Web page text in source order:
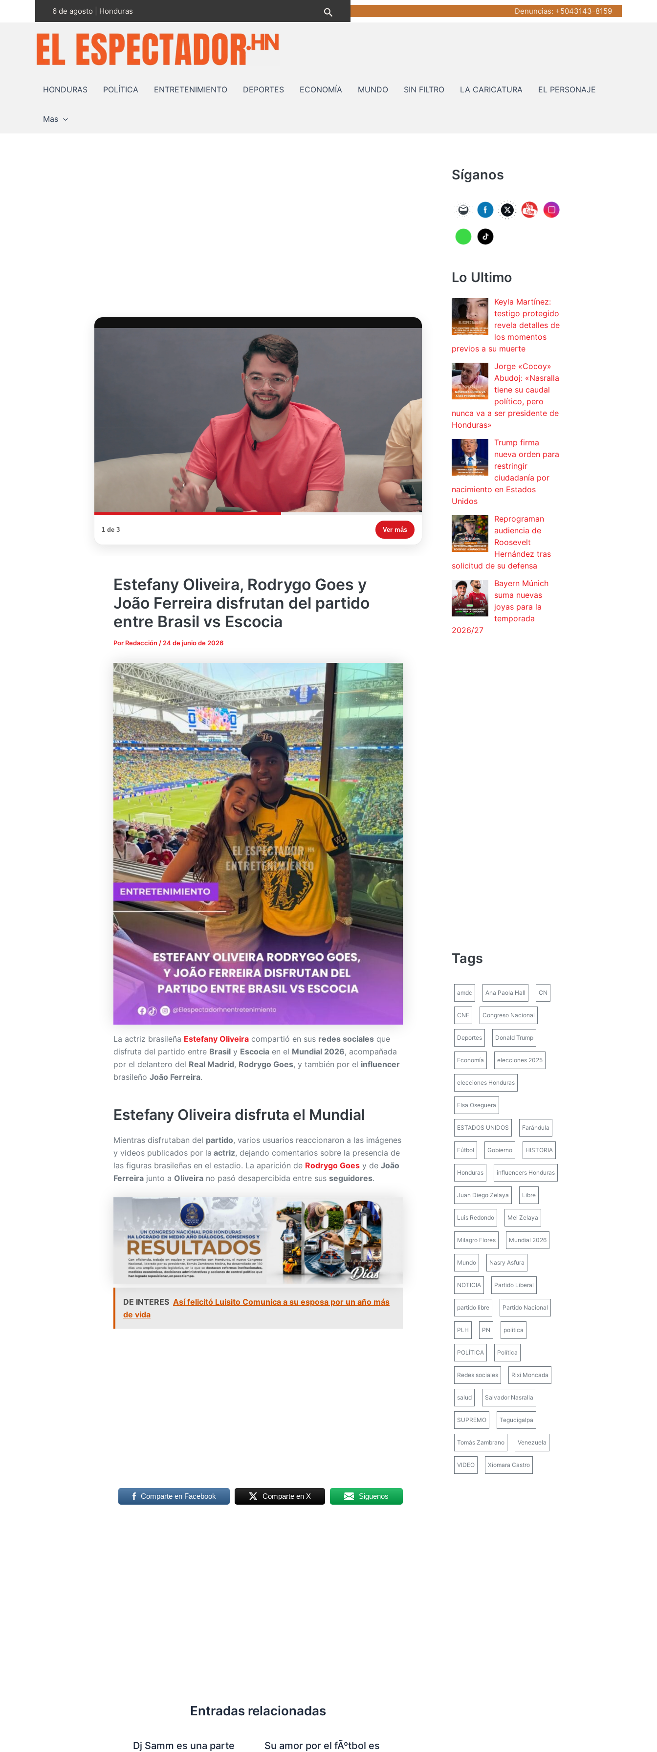
6 de agosto | Honduras Buscar Denuncias: +5043143-8159
HONDURAS POLÍTICA ENTRETENIMIENTO DEPORTES ECONOMÍA MUNDO SIN FILTRO LA CARICATURA EL PERSONAJE
Mas
1 de 3 Ver más
Estefany Oliveira, Rodrygo Goes y
João Ferreira disfrutan del partido
entre Brasil vs Escocia
Por Redacción / 24 de junio de 2026
La actriz brasileña Estefany Oliveira compartió en sus redes sociales que
disfruta del partido entre Brasil y Escocia en el Mundial 2026, acompañada
por el delantero del Real Madrid, Rodrygo Goes, y también por el influencer
brasileño João Ferreira.
Estefany Oliveira disfruta el Mundial
Mientras disfrutaban del partido, varios usuarios reaccionaron a las imágenes
y videos publicados por la actriz, dejando comentarios sobre la presencia de
las figuras brasileñas en el estadio. La aparición de Rodrygo Goes y de João
Ferreira junto a Oliveira no pasó desapercibida entre sus seguidores.
DE INTERES Así felicitó Luisito Comunica a su esposa por un año más
de vida
Comparte en Facebook Comparte en X Siguenos
Entradas relacionadas
Dj Samm es una parte Su amor por el fÃºtbol es
Síganos
Lo Ultimo
Keyla Martínez:
testigo protegido
revela detalles de
los momentos
previos a su muerte
Jorge «Cocoy»
Abudoj: «Nasralla
tiene su caudal
político, pero
nunca va a ser presidente de
Honduras»
Trump firma
nueva orden para
restringir
ciudadanía por
nacimiento en Estados
Unidos
Reprograman
audiencia de
Roosevelt
Hernández tras
solicitud de su defensa
Bayern Múnich
suma nuevas
joyas para la
temporada
2026/27
Tags
amdc Ana Paola Hall CN
CNE Congreso Nacional
Deportes Donald Trump
Economía elecciones 2025
elecciones Honduras
Elsa Oseguera
ESTADOS UNIDOS Farándula
Fútbol Gobierno HISTORIA
Honduras influencers Honduras
Juan Diego Zelaya Libre
Luis Redondo Mel Zelaya
Milagro Flores Mundial 2026
Mundo Nasry Asfura
NOTICIA Partido Liberal
partido libre Partido Nacional
PLH PN politica
POLÍTICA Política
Redes sociales Rixi Moncada
salud Salvador Nasralla
SUPREMO Tegucigalpa
Tomás Zambrano Venezuela
VIDEO Xiomara Castro